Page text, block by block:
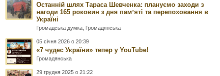
Останній шлях Тараса Шевченка: плануємо заходи з
нагоди 165 роковин з дня памʼяті та перепоховання в
Україні
Громадська думка Громадянська
05 січня 2026 о 20:39
«7 чудес України» тепер у YouTube!
Громадянська
29 грудня 2025 о 21:22